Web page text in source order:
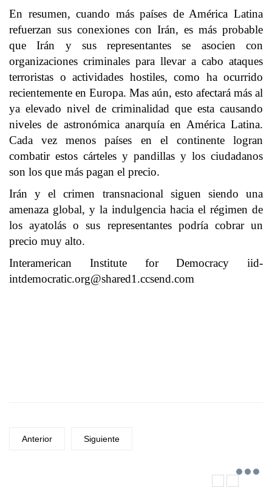
En resumen, cuando más países de América Latina
refuerzan sus conexiones con Irán, es más probable
que Irán y sus representantes se asocien con
organizaciones criminales para llevar a cabo ataques
terroristas o actividades hostiles, como ha ocurrido
recientemente en Europa. Mas aún, esto afectará más al
ya elevado nivel de criminalidad que esta causando
niveles de astronómica anarquía en América Latina.
Cada vez menos países en el continente logran
combatir estos cárteles y pandillas y los ciudadanos
son los que más pagan el precio.
Irán y el crimen transnacional siguen siendo una
amenaza global, y la indulgencia hacia el régimen de
los ayatolás o sus representantes podría cobrar un
precio muy alto.
Interamerican Institute for Democracy iid-
intdemocratic.org@shared1.ccsend.com
Anterior Siguiente